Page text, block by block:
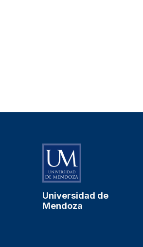
Universidad de
Mendoza